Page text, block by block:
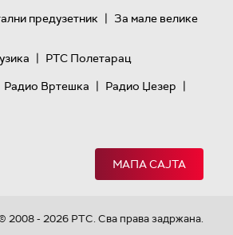
предузетник | За мале велике
| РТС Полетарац
Радио Вртешка | Радио Џезер |
МАПА САЈТА
2008 - 2026 РТС. Сва права задржана.